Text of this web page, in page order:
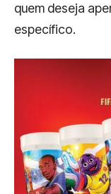
quem deseja
específico.